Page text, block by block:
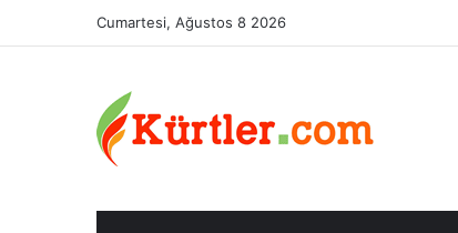
Cumartesi, Ağustos 8 2026